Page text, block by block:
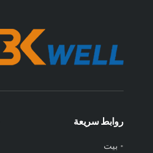
روابط سريعة
بيت